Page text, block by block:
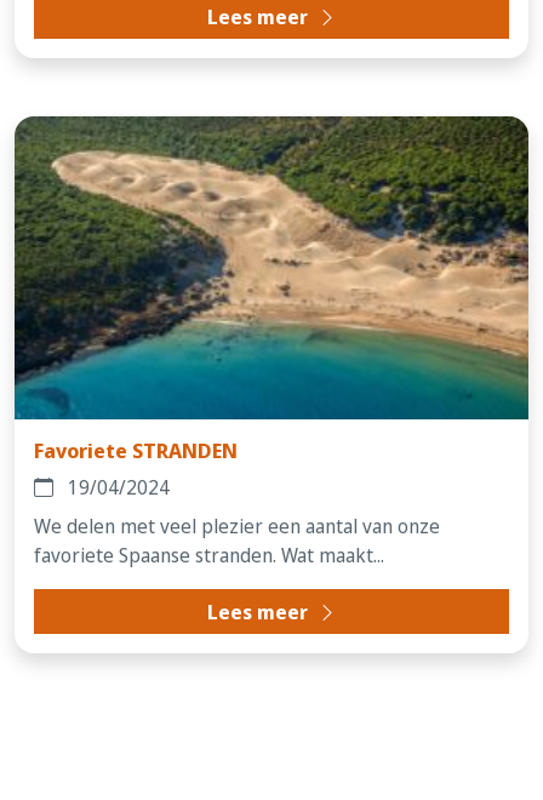
Lees meer
Favoriete STRANDEN
19/04/2024
We delen met veel plezier een aantal van onze
favoriete Spaanse stranden. Wat maakt...
Lees meer